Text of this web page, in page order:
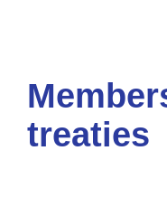
treaties